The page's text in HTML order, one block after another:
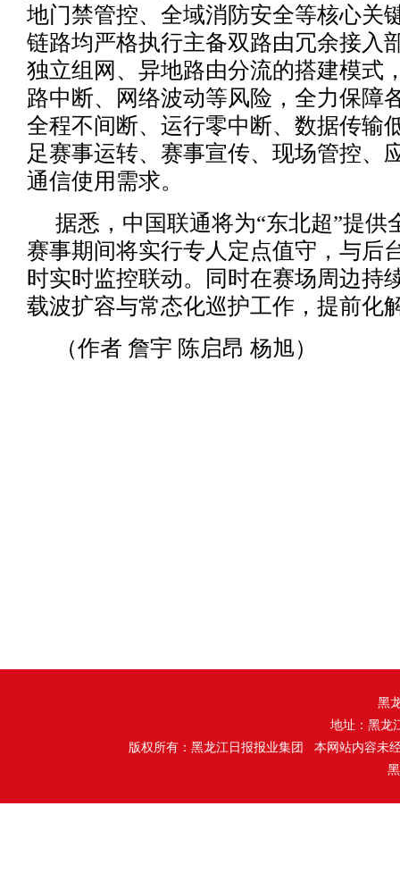
地门禁管控、全域消防安全等核心关
链路均严格执行主备双路由冗余接入
独立组网、异地路由分流的搭建模式
路中断、网络波动等风险，全力保障
全程不间断、运行零中断、数据传输
足赛事运转、赛事宣传、现场管控、
通信使用需求。
据悉，中国联通将为“东北超”提供
赛事期间将实行专人定点值守，与后
时实时监控联动。同时在赛场周边持
载波扩容与常态化巡护工作，提前化
（作者 詹宇 陈启昂 杨旭）
黑
地址：黑龙
版权所有：黑龙江日报报业集团 本网站内容未